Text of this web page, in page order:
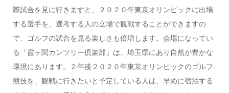
際試合を見に行きますと、２０２０年東京オリンピックに出場
する選手を、選考する人の立場で観戦することができますの
で、ゴルフの試合を見る楽しさも倍増します。会場になってい
る「霞ヶ関カンツリー倶楽部」は、埼玉県にあり自然が豊かな
環境にあります。２年後２０２０年東京オリンピックのゴルフ
競技を、観戦に行きたいと予定している人は、早めに宿泊する